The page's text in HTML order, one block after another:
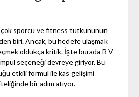
sporcu ve fitness tutkununun
biri. Ancak, bu hedefe ulaşmak
oldukça kritik. İşte burada R V
seçeneği devreye giriyor. Bu
etkili formül ile kas gelişimi
bir adım atıyor.